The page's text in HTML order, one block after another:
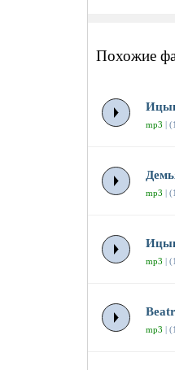
Похожие
mp3 |
mp3 |
mp3 |
mp3 |